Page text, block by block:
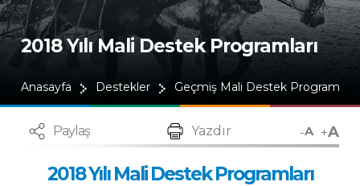
2018 Yılı Mali Destek Programları
Anasayfa Destekler Geçmiş Mali Destek Programları
2018 Yılı Mali Destek Programları
Paylaş Yazdır -A +A